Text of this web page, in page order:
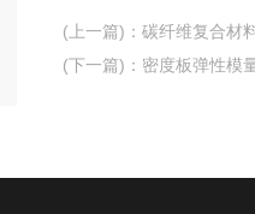
(上一篇) ： 碳纤维复合材
(下一篇) ： 密度板弹性模